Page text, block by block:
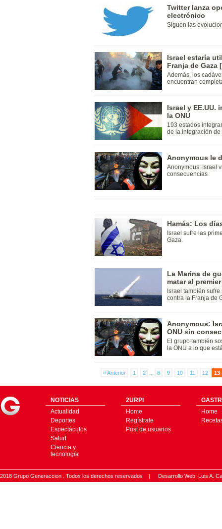
Twitter lanza
electrónico
Siguen las
Israel estaría
Franja de Gaza
Además, los
encuentran
Israel y EE.UU.
la ONU
193 estados
de la integración de
Anonymous le
Anonymous: Israel
consecuencias
Hamás: Los
Israel sufre las
Gaza.
La Marina de
matar al
Israel también
contra la Franja de
Anonymous:
ONU sin
El grupo también
la ONU a lo que
« Anterior 1 2 8 9 10 11 12 13
NOTICIAS
Actualidad
Deportes
Espectáculos
Salud
Ciencia y
tecnología
2URPI
Home
Regístrate
Post de usuarios
Home
2018 Grupo Generaccion . Todos los derechos reservados | Desarrollo Web: Luis